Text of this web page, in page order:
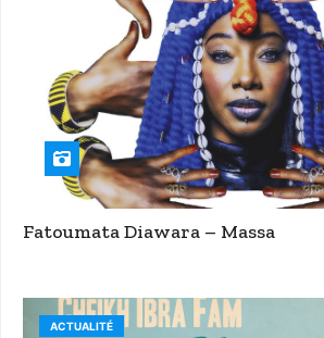
Fatoumata Diawara – Massa
ACTUALITÉ